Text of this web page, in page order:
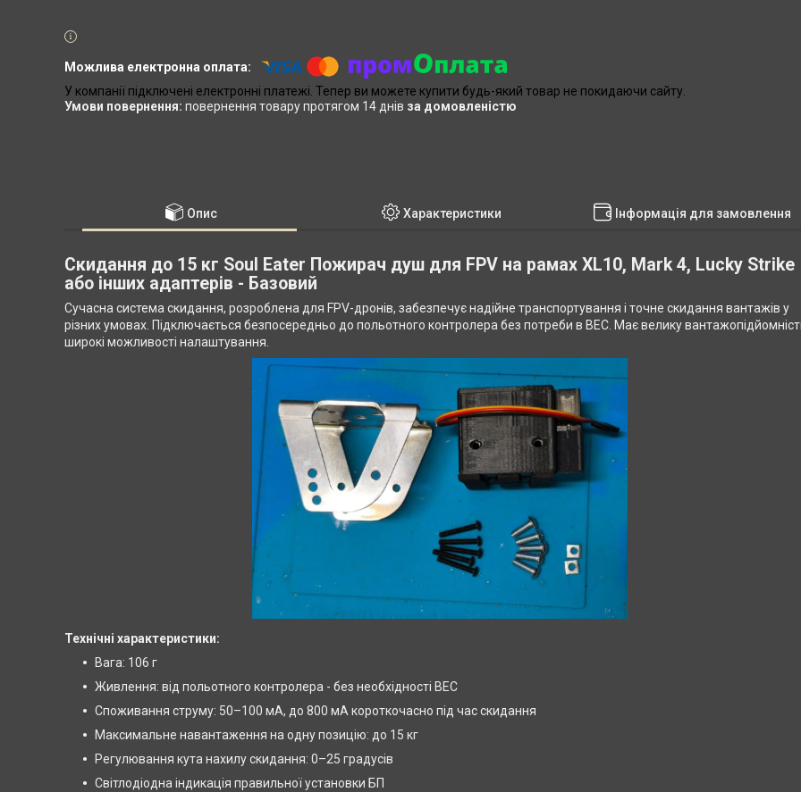
У компанії підключені електронні платежі. Тепер ви можете купити будь-який товар не покидаючи сайту.
повернення товару протягом 14 днів за домовленістю
Опис Характеристики Інформація для замовлення
Скидання до 15 кг Soul Eater Пожирач душ для FPV на рамах XL10, Mark 4, Lucky Strike
або інших адаптерів - Базовий
Сучасна система скидання, розроблена для FPV-дронів, забезпечує надійне транспортування і точне скидання вантажів у
різних умовах. Підключається безпосередньо до польотного контролера без потреби в BEC. Має велику
широкі можливості налаштування.
Технічні характеристики:
Вага: 106 г
Живлення: від польотного контролера - без необхідності BEC
Споживання струму: 50–100 мА, до 800 мА короткочасно під час скидання
Максимальне навантаження на одну позицію: до 15 кг
Регулювання кута нахилу скидання: 0–25 градусів
Світлодіодна індикація правильної установки БП